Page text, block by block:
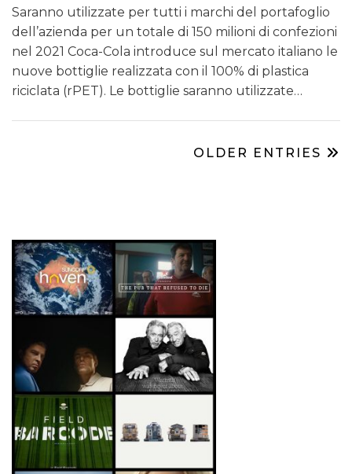
Saranno utilizzate per tutti i marchi del portafoglio
dell’azienda per un totale di 150 milioni di confezioni
nel 2021 Coca-Cola introduce sul mercato italiano le
nuove bottiglie realizzata con il 100% di plastica
riciclata (rPET). Le bottiglie saranno utilizzate…
OLDER ENTRIES